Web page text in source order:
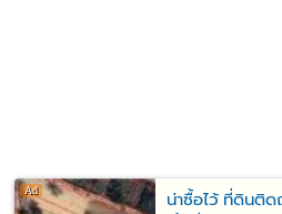
น่าซื้อไว้ ที่ดินติด